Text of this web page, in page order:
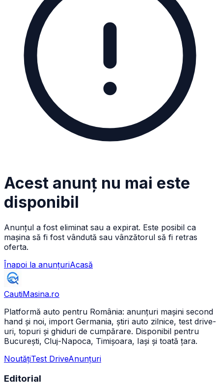
Acest anunț nu mai este
disponibil
Anunțul a fost eliminat sau a expirat. Este posibil ca
mașina să fi fost vândută sau vânzătorul să fi retras
oferta.
Înapoi la anunțuriAcasă
CautiMasina.ro
Platformă auto pentru România: anunțuri mașini second
hand și noi, import Germania, știri auto zilnice, test drive-
uri, topuri și ghiduri de cumpărare. Disponibil pentru
București, Cluj-Napoca, Timișoara, Iași și toată țara.
NoutățiTest DriveAnunțuri
Editorial